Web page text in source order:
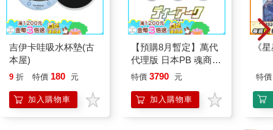
吉伊卡哇吸水杯墊(古
本屋)
9 折 特價 180 元
加入購物車
【預購8月暫定】萬代
代理版 日本PB 魂商店
限定 數碼寶貝 D-ARK
特價 3790 元
加入購物車
《
特價